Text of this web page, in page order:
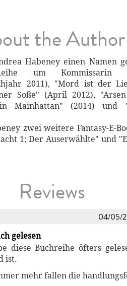
the Author
Habeney einen Namen
um Kommissarin
2011), "Mord ist der
Soße" (April 2012),
in Mainhattan" (2014) und
zwei weitere Fantasy-E-
1: Der Auserwählte" und
Reviews
04/05/
gelesen
diese Buchreihe öfters
ist.
mehr fallen die